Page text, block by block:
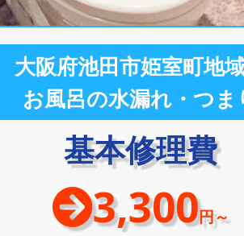
大阪府池田市姫室町地
お風呂の水漏れ・つま
基本修理費
3,300円～